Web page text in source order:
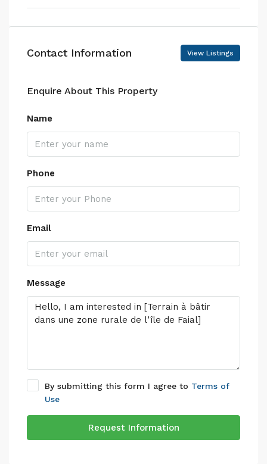
Contact Information View Listings
Enquire About This Property
Name
Phone
Email
Message
By submitting this form I agree to Terms of
Use
Request Information